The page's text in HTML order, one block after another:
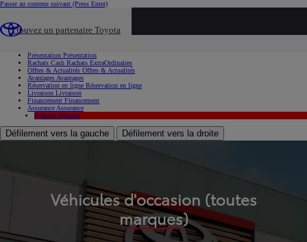
Passer au contenu suivant (Press Enter)
Trouvez un partenaire Toyota
Présentation Présentation
Rachats Cash Rachats ExtraOrdinaires
Offres & Actualités Offres & Actualités
Avantages Avantages
Réservation en ligne Réservation en ligne
Livraison Livraison
Financement Financement
Assurance Assurance
Hybride Hybride
Défilement vers la gauche Défilement vers la droite
Véhicules d'occasion (toutes
marques)